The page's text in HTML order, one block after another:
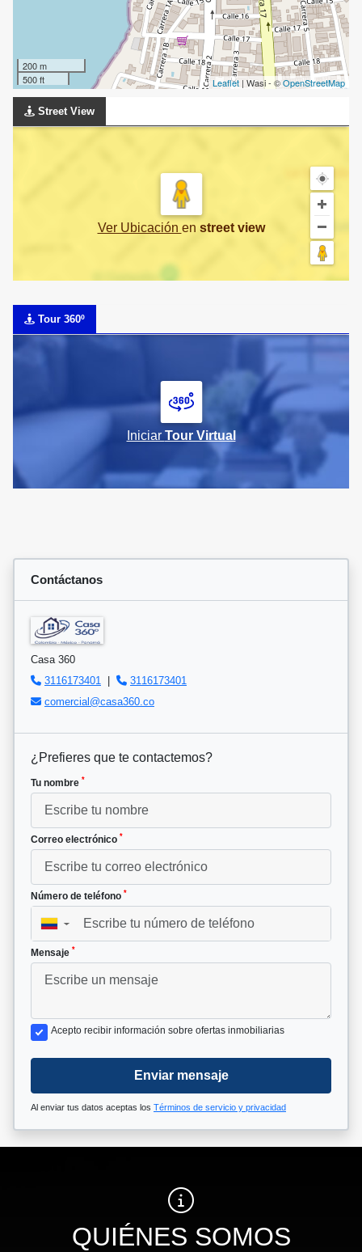
200 m
500 ft
Leaflet | Wasi - ©OpenStreetMap
Street View
Ver Ubicación en street view
Tour 360º
Iniciar Tour Virtual
Contáctanos
Casa 360
3116173401
|
3116173401
comercial@casa360.co
¿Prefieres que te contactemos?
Tu nombre *
Correo electrónico *
Número de teléfono *
▼
Mensaje *
Acepto recibir información sobre ofertas inmobiliarias
Enviar mensaje
Al enviar tus datos aceptas los Términos de servicio y privacidad
QUIÉNES SOMOS